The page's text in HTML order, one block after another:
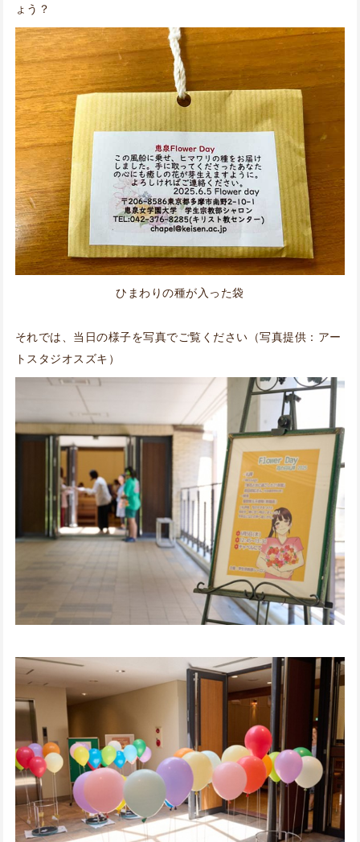
ょう？
ひまわりの種が入った袋
それでは、当日の様子を写真でご覧ください（写真提供：アー
トスタジオスズキ）